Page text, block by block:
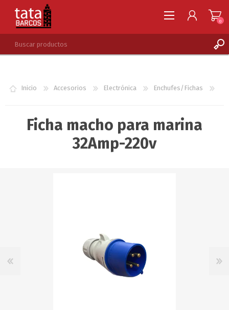
LISTA DE DESEOS
0
Inicio Accesorios Electrónica Enchufes/Fichas
Ficha macho para marina
32Amp-220v